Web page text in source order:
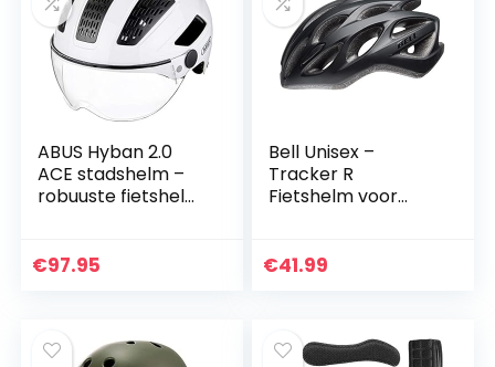
ABUS Hyban 2.0
ACE stadshelm –
robuuste fietshelm
voor dagelijks
€97.95
Bell Unisex –
Tracker R
Fietshelm voor
eenheidsmaat
€41.99